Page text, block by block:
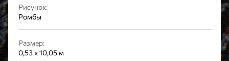
Рисунок:
Ромбы
Размер:
0,53 x 10,05 м